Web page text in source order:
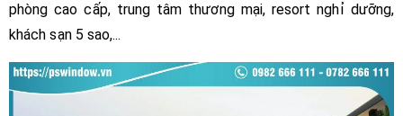
phòng cao cấp, trung tâm thương mại, resort nghỉ dưỡng,
khách sạn 5 sao,...